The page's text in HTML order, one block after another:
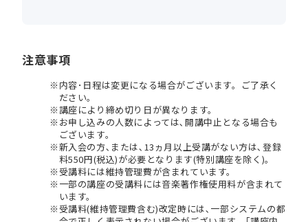
注意事項
内容･日程は変更になる場合がございます。ご了承く
ださい。
講座により締め切り日が異なります。
お申し込みの人数によっては､開講中止となる場合も
ございます。
新入会の方､または､13ヵ月以上受講がない方は､登録
料550円(税込)が必要となります(特別講座を除く)。
受講料には維持管理費が含まれています。
一部の講座の受講料には音楽著作権使用料が含まれて
います。
受講料(維持管理費含む)改定時には､一部システムの都